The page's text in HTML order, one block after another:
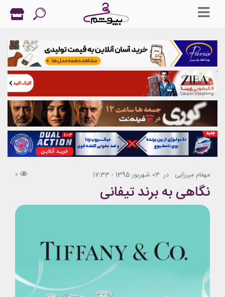
مهفام میرزایی در 03 شهریور 1395 - 17:33 0
نگاهی به برند تیفانی